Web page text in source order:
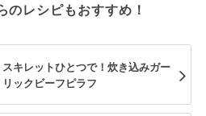
レシピもおすすめ！
スキレットひとつで！炊き込みガー
リックビーフピラフ